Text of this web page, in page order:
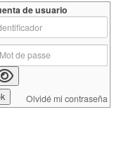
de usuario
Olvidé mi contraseña